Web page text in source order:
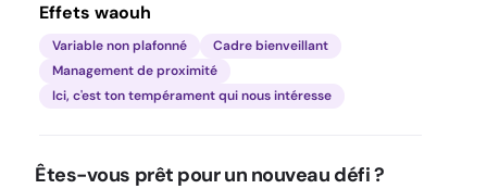
Effets waouh
Variable non plafonné
Cadre bienveillant
Management de proximité
Ici, c'est ton tempérament qui nous intéresse
Êtes-vous prêt pour un nouveau défi ?